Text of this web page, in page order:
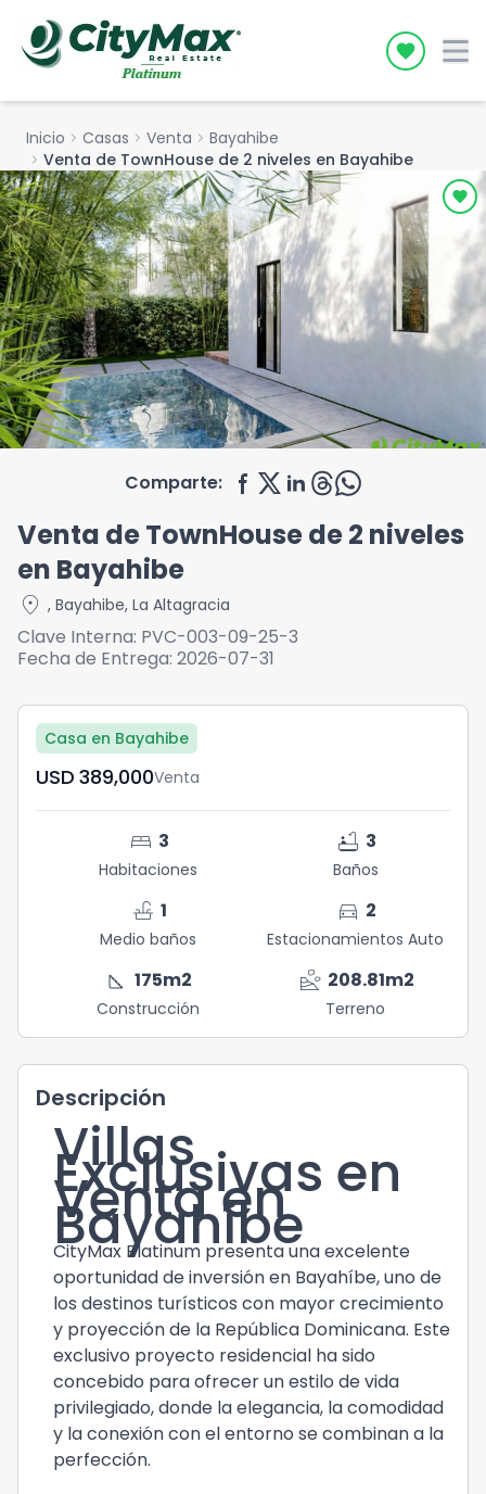
Icon
Inicio chevron_right Casas chevron_right Venta chevron_right Bayahibe
chevron_right Venta de TownHouse de 2 niveles en Bayahibe
Comparte:
Venta de TownHouse de 2 niveles
en Bayahibe
location_on , Bayahibe, La Altagracia
Clave Interna: PVC-003-09-25-3
Fecha de Entrega: 2026-07-31
Casa en Bayahibe
USD	389,000Venta
bed 3
Habitaciones
bathtub 3
Baños
faucet 1
Medio baños
directions_car 2
Estacionamientos Auto
square_foot 175m2
Construcción
landslide 208.81m2
Terreno
Descripción
Villas
Exclusivas en
Venta en
Bayahíbe
CityMax Platinum presenta una excelente
oportunidad de inversión en Bayahíbe, uno de
los destinos turísticos con mayor crecimiento
y proyección de la República Dominicana. Este
exclusivo proyecto residencial ha sido
concebido para ofrecer un estilo de vida
privilegiado, donde la elegancia, la comodidad
y la conexión con el entorno se combinan a la
perfección.